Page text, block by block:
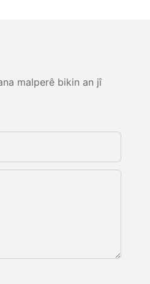
malperê bikin an jî